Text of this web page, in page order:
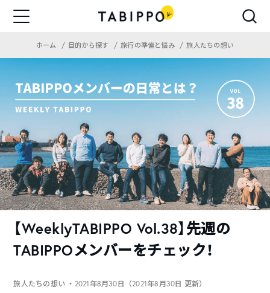
ホーム 目的から探す 旅行の準備と悩み 旅人たちの想い
【WeeklyTABIPPO Vol.38】先週の
TABIPPOメンバーをチェック！
旅人たちの想い ・2021年8月30日（2021年8月30日 更新）